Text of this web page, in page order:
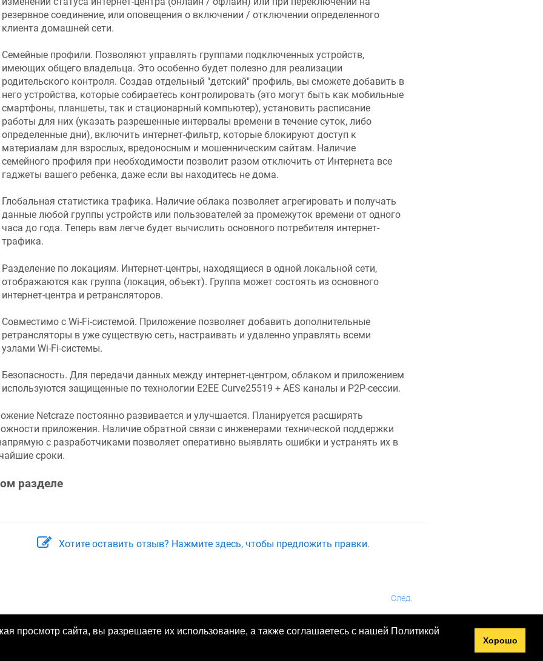
просмотр сайта, вы разрешаете их использование, а также соглашаетесь с нашей Политикой
Хорошо
резервное соединение, или оповещения о включении / отключении определенного
клиента домашней сети.
Семейные профили. Позволяют управлять группами подключенных устройств,
имеющих общего владельца. Это особенно будет полезно для реализации
родительского контроля. Создав отдельный "детский" профиль, вы сможете добавить в
него устройства, которые собираетесь контролировать (это могут быть как мобильные
смартфоны, планшеты, так и стационарный компьютер), установить расписание
работы для них (указать разрешенные интервалы времени в течение суток, либо
определенные дни), включить интернет-фильтр, которые блокируют доступ к
материалам для взрослых, вредоносным и мошенническим сайтам. Наличие
семейного профиля при необходимости позволит разом отключить от Интернета все
гаджеты вашего ребенка, даже если вы находитесь не дома.
Глобальная статистика трафика. Наличие облака позволяет агрегировать и получать
данные любой группы устройств или пользователей за промежуток времени от одного
часа до года. Теперь вам легче будет вычислить основного потребителя интернет-
трафика.
Разделение по локациям. Интернет-центры, находящиеся в одной локальной сети,
отображаются как группа (локация, объект). Группа может состоять из основного
интернет-центра и ретрансляторов.
Совместимо с Wi-Fi-системой. Приложение позволяет добавить дополнительные
ретрансляторы в уже существую сеть, настраивать и удаленно управлять всеми
узлами Wi-Fi-системы.
Безопасность. Для передачи данных между интернет-центром, облаком и приложением
используются защищенные по технологии E2EE Curve25519 + AES каналы и P2P-сессии.
Netcrazeпостоянно развивается и улучшается. Планируется расширять
приложения. Наличие обратной связи с инженерами технической поддержки
с разработчиками позволяет оперативно выявлять ошибки и устранять их в
сроки.
разделе
Хотите оставить отзыв? Нажмите здесь, чтобы предложить правки.
След.